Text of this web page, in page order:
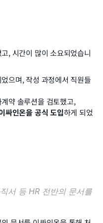
, 시간이 많이 소요되었습니
으며, 작성 과정에서 직원들
약 솔루션을 검토했고,
싸인온을 공식 도입하게 되었
서 등 HR 전반의 문서를